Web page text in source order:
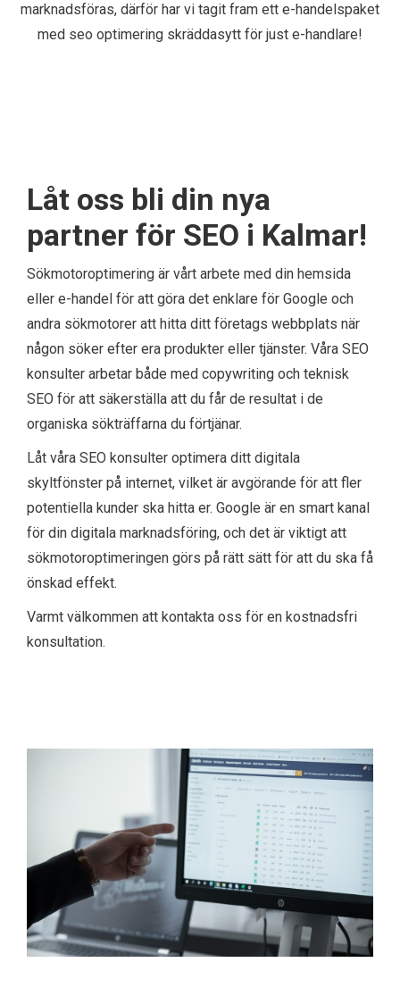
marknadsföras, därför har vi tagit fram ett e-handelspaket
med seo optimering skräddasytt för just e-handlare!
Låt oss bli din nya
partner för SEO i Kalmar!
Sökmotoroptimering är vårt arbete med din hemsida
eller e-handel för att göra det enklare för Google och
andra sökmotorer att hitta ditt företags webbplats när
någon söker efter era produkter eller tjänster. Våra SEO
konsulter arbetar både med copywriting och teknisk
SEO för att säkerställa att du får de resultat i de
organiska sökträffarna du förtjänar.
Låt våra SEO konsulter optimera ditt digitala
skyltfönster på internet, vilket är avgörande för att fler
potentiella kunder ska hitta er. Google är en smart kanal
för din digitala marknadsföring, och det är viktigt att
sökmotoroptimeringen görs på rätt sätt för att du ska få
önskad effekt.
Varmt välkommen att kontakta oss för en kostnadsfri
konsultation.